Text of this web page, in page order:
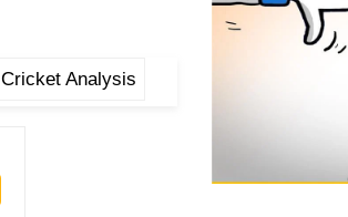
Cricket Analysis